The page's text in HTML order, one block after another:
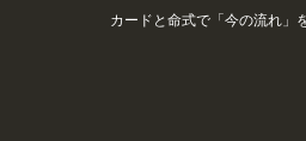
カードと命式で「今の流れ」